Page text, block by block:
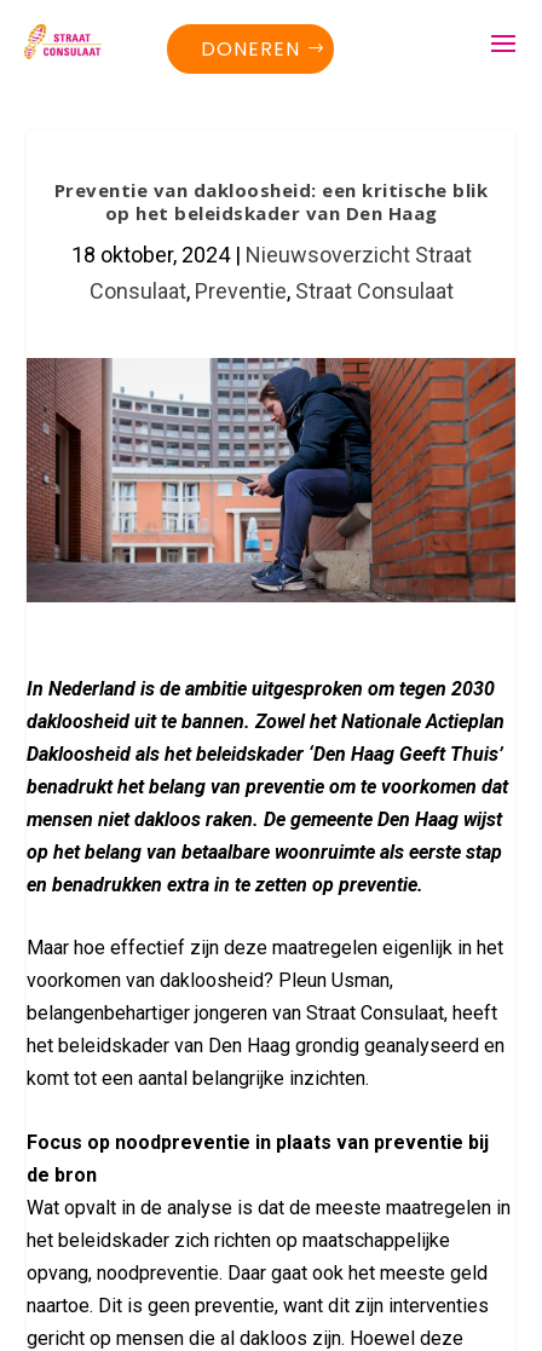
DONEREN
Preventie van dakloosheid: een kritische blik
op het beleidskader van Den Haag
18 oktober, 2024| Nieuwsoverzicht Straat
Consulaat, Preventie, Straat Consulaat
In Nederland is de ambitie uitgesproken om tegen 2030
dakloosheid uit te bannen. Zowel het Nationale Actieplan
Dakloosheid als het beleidskader ‘Den Haag Geeft Thuis’
benadrukt het belang van preventie om te voorkomen dat
mensen niet dakloos raken. De gemeente Den Haag wijst
op het belang van betaalbare woonruimte als eerste stap
en benadrukken extra in te zetten op preventie.
Maar hoe effectief zijn deze maatregelen eigenlijk in het
voorkomen van dakloosheid? Pleun Usman,
belangenbehartiger jongeren van Straat Consulaat, heeft
het beleidskader van Den Haag grondig geanalyseerd en
komt tot een aantal belangrijke inzichten.
Focus op noodpreventie in plaats van preventie bij
de bron
Wat opvalt in de analyse is dat de meeste maatregelen in
het beleidskader zich richten op maatschappelijke
opvang, noodpreventie. Daar gaat ook het meeste geld
naartoe. Dit is geen preventie, want dit zijn interventies
gericht op mensen die al dakloos zijn. Hoewel deze